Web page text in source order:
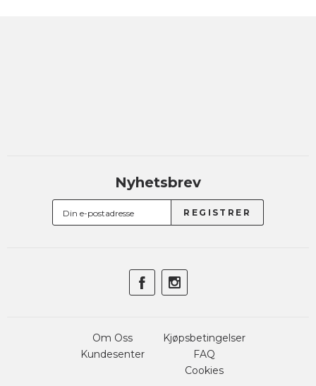
Nyhetsbrev
Om Oss
Kundesenter
Kjøpsbetingelser
FAQ
Cookies